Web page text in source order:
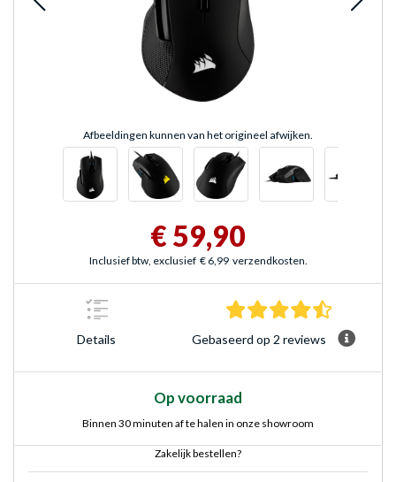
Afbeeldingen kunnen van het origineel afwijken.
€ 59,90
Inclusief btw, exclusief € 6,99 verzendkosten.
Details
4.5 sterren
Gebaseerd op 2 reviews
Op voorraad
Binnen 30 minuten af te halen in onze showroom
Zakelijk bestellen?